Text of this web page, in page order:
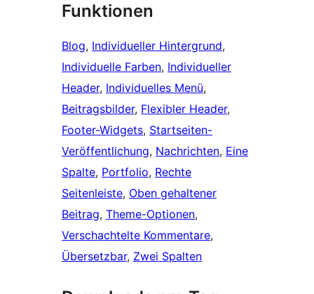
Funktionen
Blog, Individueller Hintergrund
Individuelle Farben, Individueller
Header, Individuelles Menü
Beitragsbilder, Flexibler Header
Footer-Widgets, Startseiten-
Veröffentlichung, Nachrichten, Eine
Spalte, Portfolio, Rechte
Seitenleiste, Oben gehaltener
Beitrag, Theme-Optionen
Verschachtelte Kommentare
Übersetzbar, Zwei Spalten